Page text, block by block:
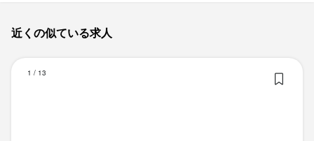
近くの似ている求人
1 / 13
ヤッサイ モッサイ
ヤッサイ モッサイ
ヤッサイ モッサイ